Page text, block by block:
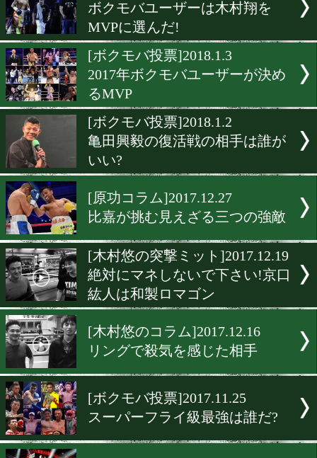
2017年ベストトレーナーは
[木村悠コラム]2018.1.17
チャンピオン流のよけ方
[ニュース]2018.1.15
新潟県にボクシングジムが
[ボクモバ投票]2018.1.6
ボクモバユーザーは木村翔
MVPに選んだ!
[ボクモバ投票]2018.1.3
2017年ボクモバユーザーが
るMVP
[ボクモバ投票]2018.1.2
亀田興毅の復活戦の相手は
いい?